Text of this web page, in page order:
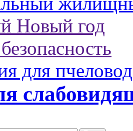
Новый год
для